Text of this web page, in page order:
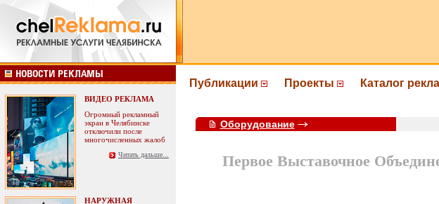
ВИДЕО РЕКЛАМА
Огромный рекламный
экран в Челябинске
отключили после
многочисленных жалоб
Читать дальше...
НАРУЖНАЯ
Публикации Проекты Каталог
Оборудование
Первое Выставочное